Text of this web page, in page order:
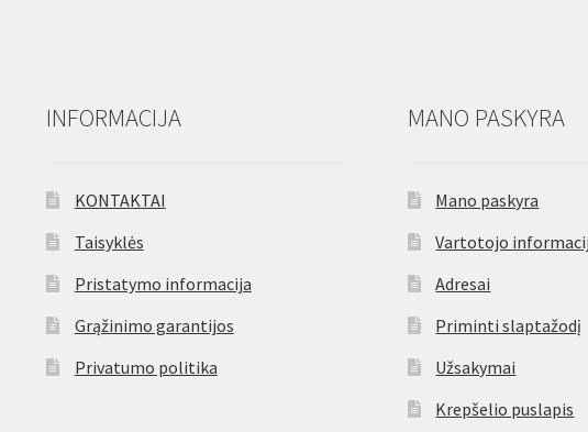
INFORMACIJA
KONTAKTAI
Taisyklės
Pristatymo informacija
Grąžinimo garantijos
Privatumo politika
MANO PASKYRA
Mano paskyra
Vartotojo
Adresai
Priminti slaptažodį
Užsakymai
Krepšelio puslapis